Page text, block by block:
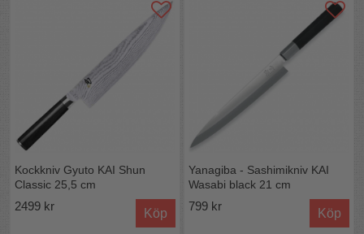
Förslagsvis med porslinsbryne,
diamantbryne eller slipsten
Alla knivar i KAI:S wasabiserie hittar du här:
Kockkniv Gyuto KAI Shun
Classic 25,5 cm
2499 kr
Köp
Yanagiba - Sashimikniv KAI
Wasabi black 21 cm
799 kr
Köp